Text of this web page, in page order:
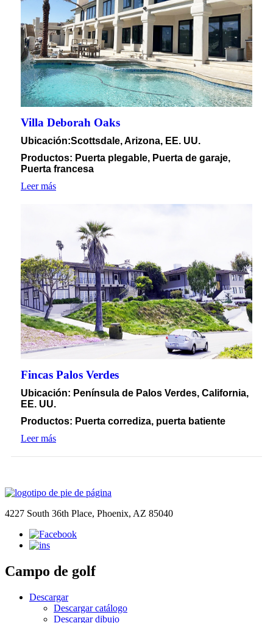
Villa Deborah Oaks
Ubicación:Scottsdale, Arizona, EE. UU.
Productos: Puerta plegable, Puerta de garaje,
Puerta francesa
Leer más
Fincas Palos Verdes
Ubicación: Península de Palos Verdes, California,
EE. UU.
Productos: Puerta corrediza, puerta batiente
Leer más
4227 South 36th Place, Phoenix, AZ 85040
Campo de golf
Descargar
Descargar catálogo
Descargar dibujo